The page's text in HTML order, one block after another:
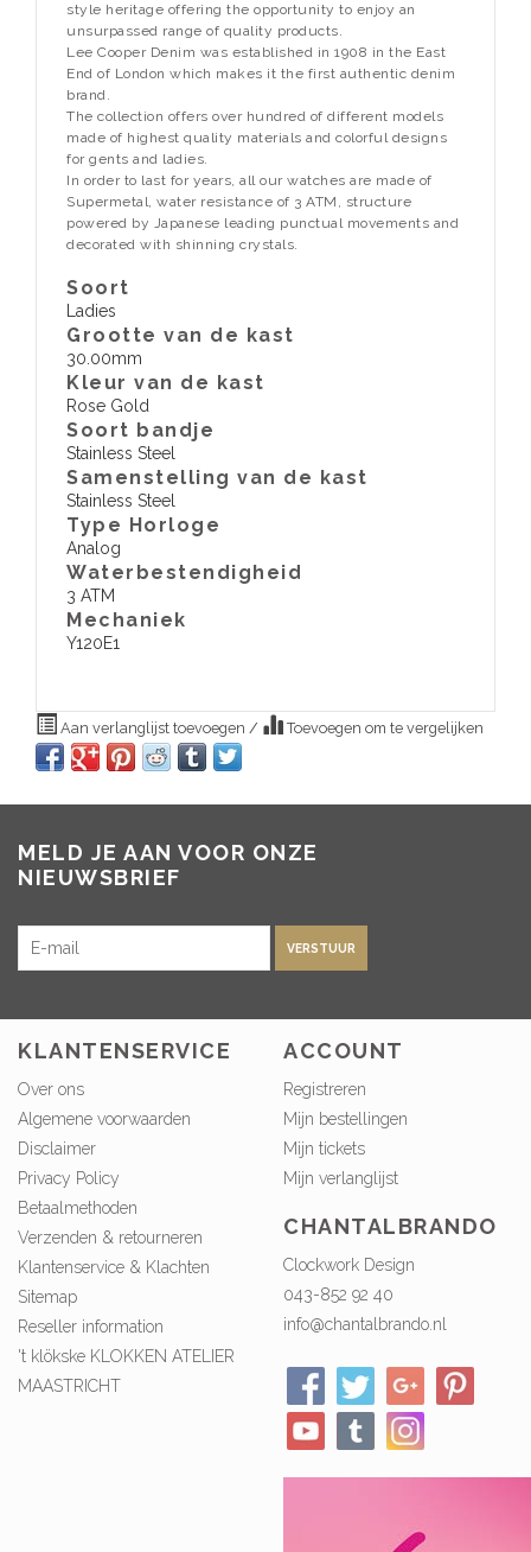
style heritage offering the opportunity to enjoy an
unsurpassed range of quality products.
Lee Cooper Denim was established in 1908 in the East
End of London which makes it the first authentic denim
brand.
The collection offers over hundred of different models
made of highest quality materials and colorful designs
for gents and ladies.
In order to last for years, all our watches are made of
Supermetal, water resistance of 3 ATM, structure
powered by Japanese leading punctual movements and
decorated with shinning crystals.
Soort
Ladies
Grootte van de kast
30.00mm
Kleur van de kast
Rose Gold
Soort bandje
Stainless Steel
Samenstelling van de kast
Stainless Steel
Type Horloge
Analog
Waterbestendigheid
3 ATM
​Mechaniek
Y120E1
Aan verlanglijst toevoegen / Toevoegen om te vergelijken
MELD JE AAN VOOR ONZE
NIEUWSBRIEF
VERSTUUR
KLANTENSERVICE
Over ons
Algemene voorwaarden
Disclaimer
Privacy Policy
Betaalmethoden
Verzenden & retourneren
Klantenservice & Klachten
Sitemap
Reseller information
't klökske KLOKKEN ATELIER
MAASTRICHT
ACCOUNT
Registreren
Mijn bestellingen
Mijn tickets
Mijn verlanglijst
CHANTALBRANDO
Clockwork Design
043-852 92 40
info@chantalbrando.nl